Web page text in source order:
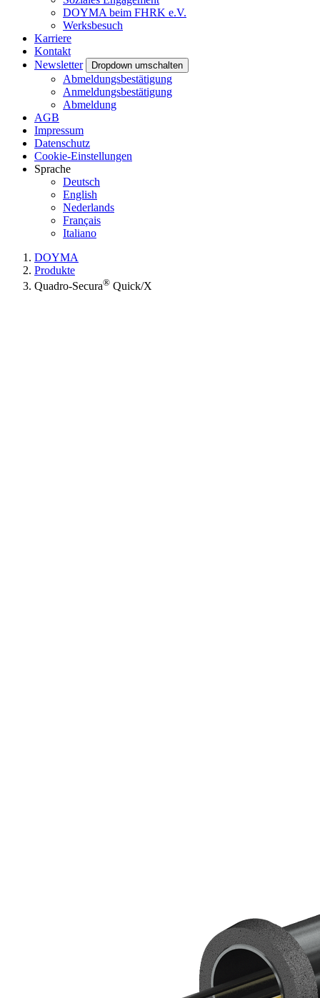
DOYMA beim FHRK e.V.
Werksbesuch
Karriere
Kontakt
Newsletter
Dropdown umschalten
Abmeldungsbestätigung
Anmeldungsbestätigung
Abmeldung
AGB
Impressum
Datenschutz
Cookie-Einstellungen
Sprache
Deutsch
English
Nederlands
Français
Italiano
DOYMA
Produkte
Quadro-Secura® Quick/X